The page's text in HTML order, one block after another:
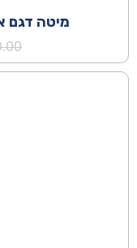
מיטה דגם